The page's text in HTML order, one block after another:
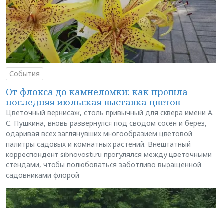
События
От флокса до камнеломки: как прошла
последняя июльская выставка цветов
Цветочный вернисаж, столь привычный для сквера имени А.
С. Пушкина, вновь развернулся под сводом сосен и берёз,
одаривая всех заглянувших многообразием цветовой
палитры садовых и комнатных растений. Внештатный
корреспондент sibnovosti.ru прогулялся между цветочными
стендами, чтобы полюбоваться заботливо выращенной
садовниками флорой